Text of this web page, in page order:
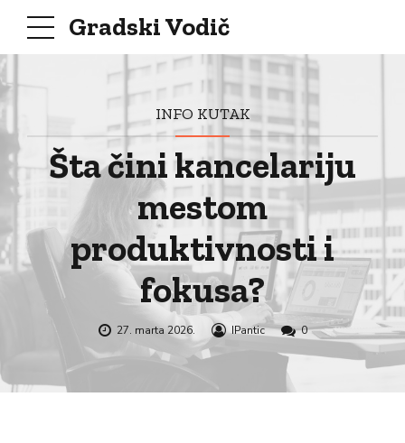
Gradski Vodič
INFO KUTAK
Šta čini kancelariju
mestom
produktivnosti i
fokusa?
27. marta 2026. IPantic 0